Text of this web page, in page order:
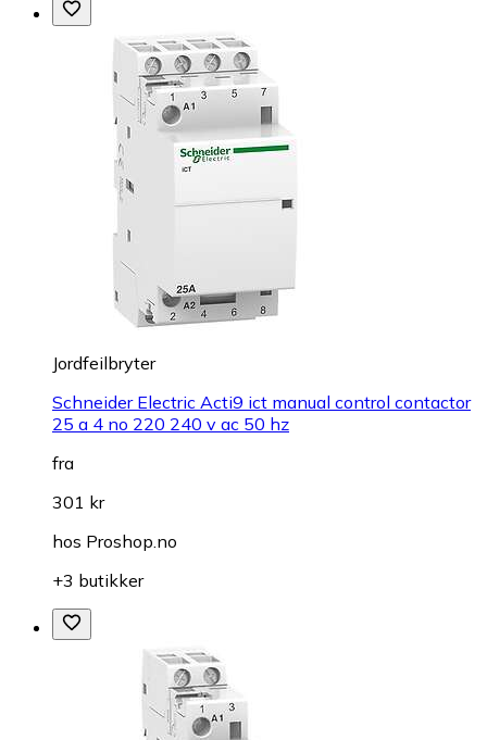
Jordfeilbryter
Schneider Electric Acti9 ict manual control contactor
25 a 4 no 220 240 v ac 50 hz
fra
301 kr
hos Proshop.no
+3 butikker